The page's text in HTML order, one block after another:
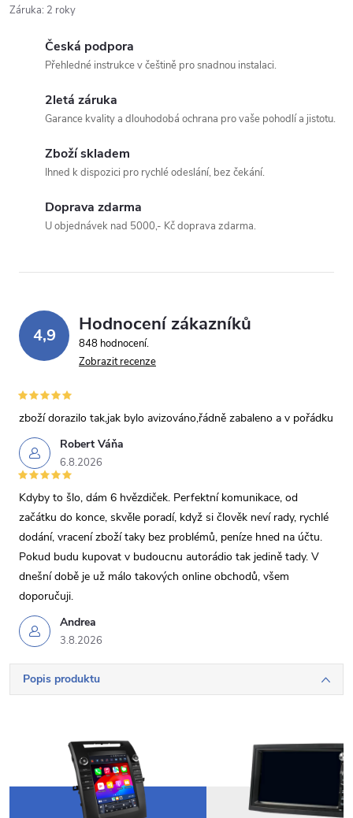
Váš dotaz
Odeslat dotaz
Odesláním souhlasíte se
Záruka: 2 roky
Česká podpora
Přehledné instrukce v češtině pro snadnou instalaci.
2letá záruka
Garance kvality a dlouhodobá ochrana pro vaše pohodlí a jistotu.
Zboží skladem
Ihned k dispozici pro rychlé odeslání, bez čekání.
Doprava zdarma
U objednávek nad 5000,- Kč doprava zdarma.
4,9 Hodnocení zákazníků
848 hodnocení
Zobrazit recenze
Robert Váňa
6.8.2026
zboží dorazilo tak,jak bylo avizováno,řádně zabaleno a v pořádku
Andrea
3.8.2026
Kdyby to šlo, dám 6 hvězdiček. Perfektní komunikace, od
začátku do konce, skvěle poradí, když si člověk neví rady, rychlé
dodání, vracení zboží taky bez problémů, peníze hned na účtu.
Pokud budu kupovat v budoucnu autorádio tak jedině tady. V
dnešní době je už málo takových online obchodů, všem
doporučuji.
Popis produktu